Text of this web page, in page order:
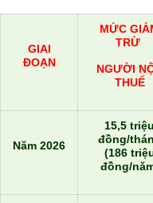
GIAI
ĐOẠN
MỨC
TRỪ
NGƯỜI
THUẾ
Năm 2026
15,5 triệu
đồng/
(186
đồng/